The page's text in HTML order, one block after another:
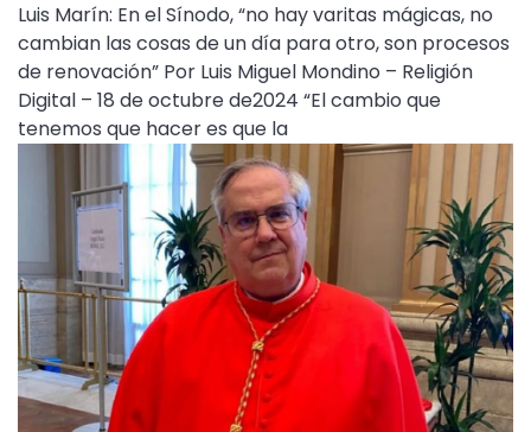
Luis Marín: En el Sínodo, “no hay varitas mágicas, no
cambian las cosas de un día para otro, son procesos
de renovación” Por Luis Miguel Mondino – Religión
Digital – 18 de octubre de2024 “El cambio que
tenemos que hacer es que la